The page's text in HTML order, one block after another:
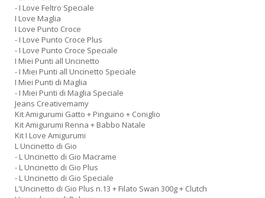
- I Love Feltro Speciale
I Love Maglia
I Love Punto Croce
- I Love Punto Croce Plus
- I Love Punto Croce Speciale
I Miei Punti all Uncinetto
- I Miei Punti all Uncinetto Speciale
I Miei Punti di Maglia
- I Miei Punti di Maglia Speciale
Jeans Creativemamy
Kit Amigurumi Gatto + Pinguino + Coniglio
Kit Amigurumi Renna + Babbo Natale
Kit I Love Amigurumi
L Uncinetto di Gio
- L Uncinetto di Gio Macrame
- L Uncinetto di Gio Plus
- L Uncinetto di Gio Speciale
L'Uncinetto di Gio Plus n.13 + Filato Swan 300g + Clutch